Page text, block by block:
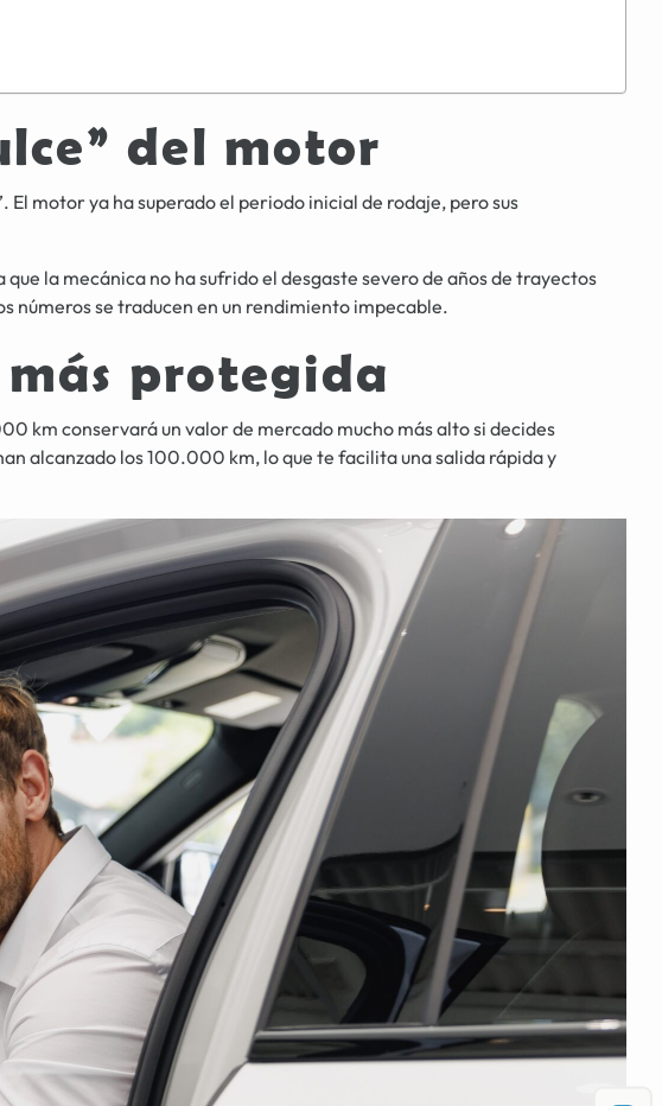
del motor
motor ya ha superado el periodo inicial de rodaje, pero sus
la mecánica no ha sufrido el desgaste severo de años de trayectos
números se traducen en un rendimiento impecable.
protegida
km conservará un valor de mercado mucho más alto si decides
alcanzado los 100.000 km, lo que te facilita una salida rápida y